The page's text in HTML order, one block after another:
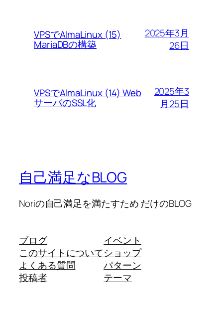
VPSでAlmaLinux (15)
MariaDBの構築
2025年3月
26日
VPSでAlmaLinux (14) Web
サーバのSSL化
2025年3
月25日
自己満足なBLOG
Noriの自己満足を満たすため だけのBLOG
ブログ
このサイトについて
よくある質問
投稿者
イベント
ショップ
パターン
テーマ